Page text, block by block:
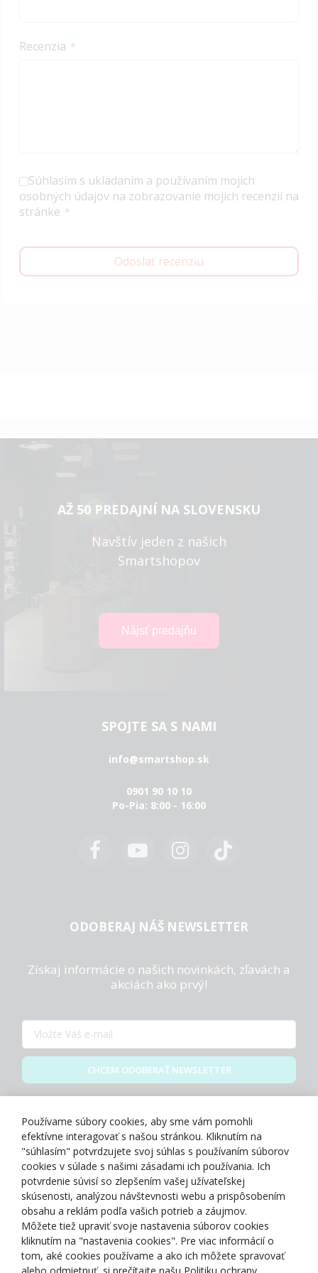
Recenzia
Súhlasím s ukladaním a používaním mojich
osobných údajov na zobrazovanie mojich recenzií na
stránke
Odoslať recenziu
AŽ 50 PREDAJNÍ NA SLOVENSKU
Navštív jeden z našich
Smartshopov
SPOJTE SA S NAMI
info@smartshop.sk
0901 90 10 10
Po-Pia: 8:00 - 16:00
ODOBERAJ NÁŠ NEWSLETTER
Získaj informácie o našich novinkách, zľavách a
akciách ako prvý!
CHCEM ODOBERAŤ NEWSLETTER
O NÁS
NAKUPOVANIE
Používame súbory cookies, aby sme vám pomohli
efektívne interagovať s našou stránkou. Kliknutím na
"súhlasím" potvrdzujete svoj súhlas s používaním súborov
cookies v súlade s našimi zásadami ich používania. Ich
potvrdenie súvisí so zlepšením vašej užívateľskej
skúsenosti, analýzou návštevnosti webu a prispôsobením
obsahu a reklám podľa vašich potrieb a záujmov.
Môžete tiež upraviť svoje nastavenia súborov cookies
kliknutím na "nastavenia cookies". Pre viac informácií o
tom, aké cookies používame a ako ich môžete spravovať